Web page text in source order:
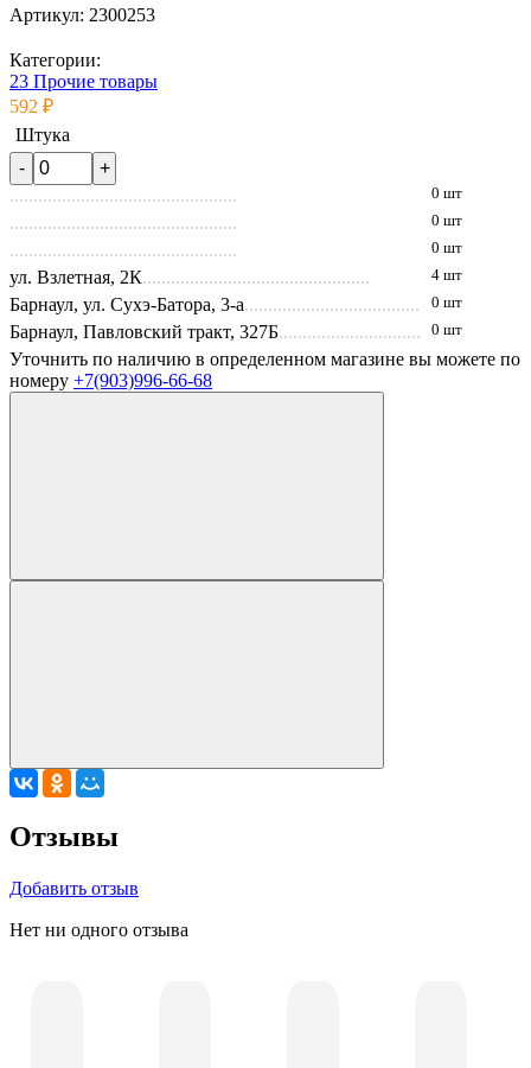
Артикул: 2300253
Категории:
23 Прочие товары
592 ₽
Штука
0 шт
0 шт
0 шт
ул. Взлетная, 2К 4 шт
Барнаул, ул. Сухэ-Батора, 3-а 0 шт
Барнаул, Павловский тракт, 327Б 0 шт
Уточнить по наличию в определенном магазине вы можете по
номеру +7(903)996-66-68
Отзывы
Добавить отзыв
Нет ни одного отзыва